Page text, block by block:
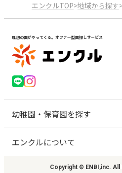
エンクルTOP>地域から探す
理想の園がやってくる。オファー型園探しサービス
幼稚園・保育園を探す
エンクルについて
Copyright © ENBI,inc.